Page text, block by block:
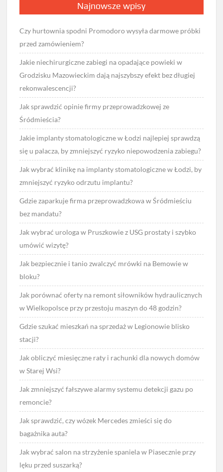
Najnowsze wpisy
Czy hurtownia spodni Promodoro wysyła darmowe próbki
przed zamówieniem?
Jakie niechirurgiczne zabiegi na opadające powieki w
Grodzisku Mazowieckim dają najszybszy efekt bez długiej
rekonwalescencji?
Jak sprawdzić opinie firmy przeprowadzkowej ze
Śródmieścia?
Jakie implanty stomatologiczne w Łodzi najlepiej sprawdzą
się u palacza, by zmniejszyć ryzyko niepowodzenia zabiegu?
Jak wybrać klinikę na implanty stomatologiczne w Łodzi, by
zmniejszyć ryzyko odrzutu implantu?
Gdzie zaparkuje firma przeprowadzkowa w Śródmieściu
bez mandatu?
Jak wybrać urologa w Pruszkowie z USG prostaty i szybko
umówić wizytę?
Jak bezpiecznie i tanio zwalczyć mrówki na Bemowie w
bloku?
Jak porównać oferty na remont siłowników hydraulicznych
w Wielkopolsce przy przestoju maszyn do 48 godzin?
Gdzie szukać mieszkań na sprzedaż w Legionowie blisko
stacji?
Jak obliczyć miesięczne raty i rachunki dla nowych domów
w Starej Wsi?
Jak zmniejszyć fałszywe alarmy systemu detekcji gazu po
remoncie?
Jak sprawdzić, czy wózek Mercedes zmieści się do
bagażnika auta?
Jak wybrać salon na strzyżenie spaniela w Piasecznie przy
lęku przed suszarką?